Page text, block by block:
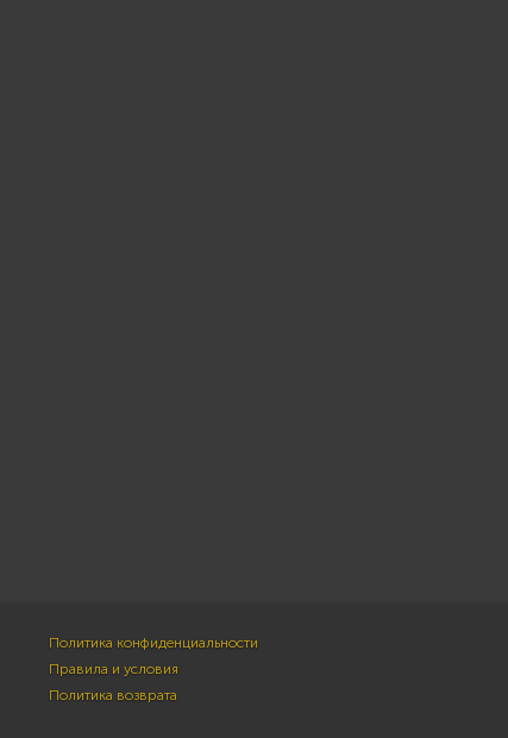
Политика конфиденциальности
Правила и условия
Политика возврата